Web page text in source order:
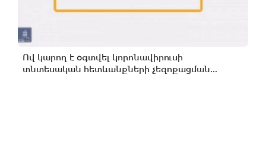
Ով կարող է օգտվել կորոնավիրուսի
տնտեսական հետևանքների չեզոքացման...